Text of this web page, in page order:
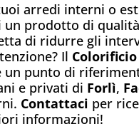
arredi interni o
un prodotto di
di ridurre gli
Il
un punto di
e privati di Forlì,
Contattaci per
informazioni!